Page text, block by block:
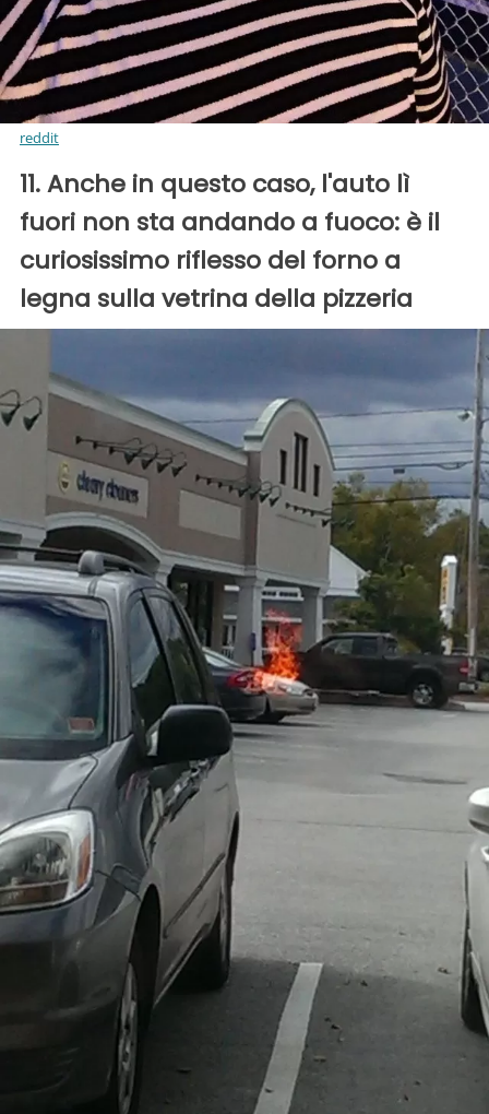
reddit
11. Anche in questo caso, l'auto lì
fuori non sta andando a fuoco: è il
curiosissimo riflesso del forno a
legna sulla vetrina della pizzeria